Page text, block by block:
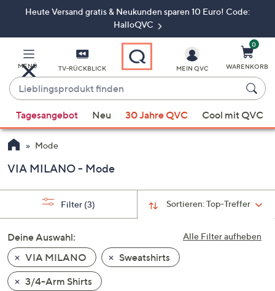
ZumHeute Versand gratis & Neukunden sparen 10 Euro! Code:
HalloQVC
MENÜ TV-RÜCKBLICK
Lieblingsprodukt
finden
Vorschläge
verfügbar
sind,
verwenden
oben
und
nach
unten
MEIN QVC
0
WARENKORB
Tagesangebot Neu 30 Jahre QVC Cool mit QVC
Mode
VIA MILANO - Mode
Sortieren:Top-Treffer
Filter (3)
Alle Filter aufheben
Deine Auswahl:
VIA MILANO
Sweatshirts
3/4-Arm Shirts